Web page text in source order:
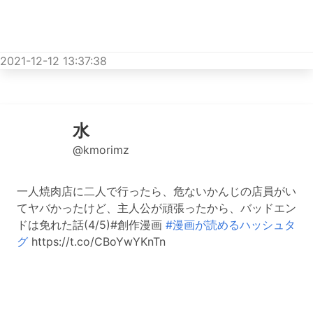
2021-12-12 13:37:38
水
@kmorimz
一人焼肉店に二人で行ったら、危ないかんじの店員がい
てヤバかったけど、主人公が頑張ったから、バッドエン
ドは免れた話(4/5)#創作漫画 #漫画が読めるハッシュタ
グ https://t.co/CBoYwYKnTn